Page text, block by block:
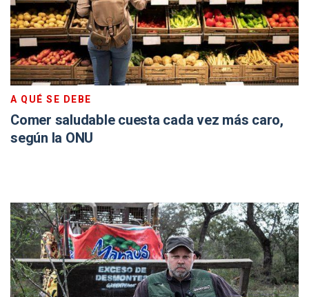
A QUÉ SE DEBE
Comer saludable cuesta cada vez más caro,
según la ONU